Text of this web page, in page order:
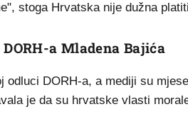
stoga Hrvatska nije dužna
a Mladena Bajića
odluci DORH-a, a mediji su
je da su hrvatske vlasti